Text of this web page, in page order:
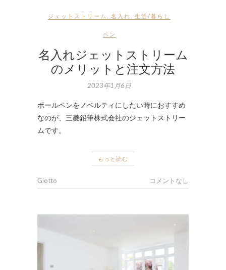
ジェットストリーム 名入れ 生活/暮らし
ペン
名入れジェットストリーム
のメリットと注文方法
2023年1月6日
ボールペンをノベルティにしたい時におすすめ
なのが、三菱鉛筆株式会社のジェットストリー
ムです。
もっと読む
Giotto コメントなし